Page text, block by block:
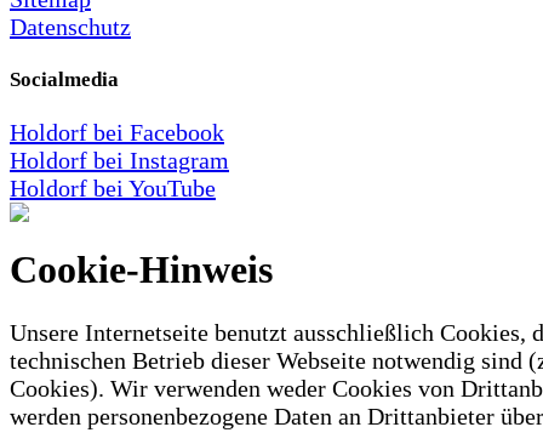
Datenschutz
Socialmedia
Holdorf bei Facebook
Holdorf bei Instagram
Holdorf bei YouTube
Cookie-Hinweis
Unsere Internetseite benutzt ausschließlich Cookies,
technischen Betrieb dieser Webseite notwendig sind
Cookies). Wir verwenden weder Cookies von
werden personenbezogene Daten an Drittanbieter